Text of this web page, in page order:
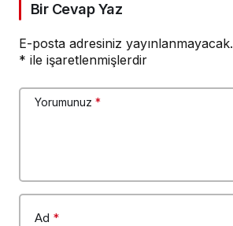
Bir Cevap Yaz
E-posta adresiniz yayınlanmayacak.
* ile işaretlenmişlerdir
Yorumunuz *
Ad *